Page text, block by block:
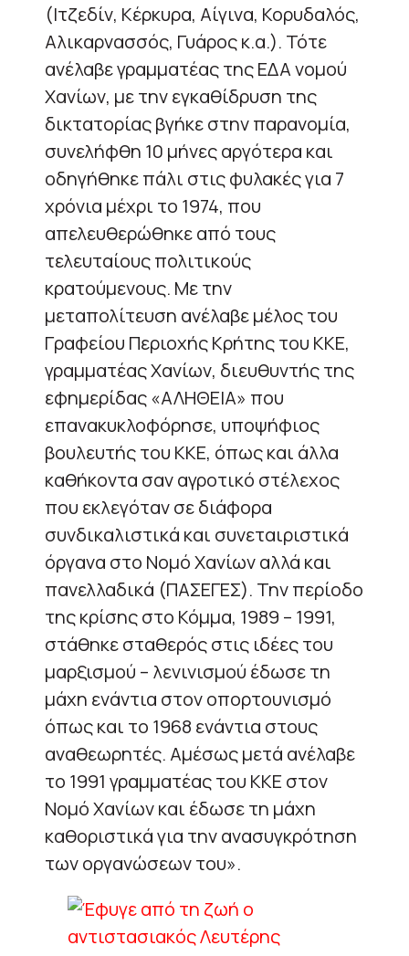
(Ιτζεδίν, Κέρκυρα, Αίγινα, Κορυδαλός,
Αλικαρνασσός, Γυάρος κ.α.). Τότε
ανέλαβε γραμματέας της ΕΔΑ νομού
Χανίων, με την εγκαθίδρυση της
δικτατορίας βγήκε στην παρανομία,
συνελήφθη 10 μήνες αργότερα και
οδηγήθηκε πάλι στις φυλακές για 7
χρόνια μέχρι το 1974, που
απελευθερώθηκε από τους
τελευταίους πολιτικούς
κρατούμενους. Με την
μεταπολίτευση ανέλαβε μέλος του
Γραφείου Περιοχής Κρήτης του ΚΚΕ,
γραμματέας Χανίων, διευθυντής της
εφημερίδας «ΑΛΗΘΕΙΑ» που
επανακυκλοφόρησε, υποψήφιος
βουλευτής του ΚΚΕ, όπως και άλλα
καθήκοντα σαν αγροτικό στέλεχος
που εκλεγόταν σε διάφορα
συνδικαλιστικά και συνεταιριστικά
όργανα στο Νομό Χανίων αλλά και
πανελλαδικά (ΠΑΣΕΓΕΣ). Την περίοδο
της κρίσης στο Κόμμα, 1989 – 1991,
στάθηκε σταθερός στις ιδέες του
μαρξισμού – λενινισμού έδωσε τη
μάχη ενάντια στον οπορτουνισμό
όπως και το 1968 ενάντια στους
αναθεωρητές. Αμέσως μετά ανέλαβε
το 1991 γραμματέας του ΚΚΕ στον
Νομό Χανίων και έδωσε τη μάχη
καθοριστικά για την ανασυγκρότηση
των οργανώσεων του».